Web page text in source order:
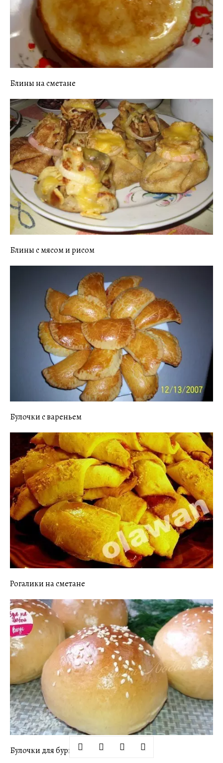
Блины на сметане
Блины с мясом и рисом
Булочки с вареньем
Рогалики на сметане
Булочки для бургеров